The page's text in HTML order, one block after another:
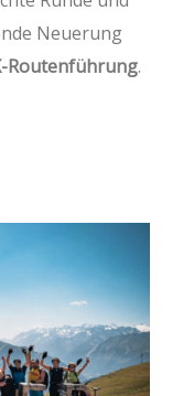
Neuerung
Routenführung.